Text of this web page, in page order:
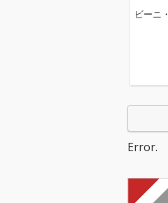
ビーニ
Error.